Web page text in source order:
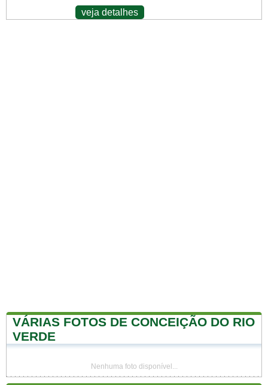
veja detalhes
VÁRIAS FOTOS DE CONCEIÇÃO DO RIO
VERDE
Nenhuma foto disponível...